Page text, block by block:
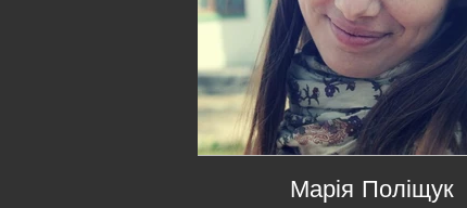
Марія Поліщук